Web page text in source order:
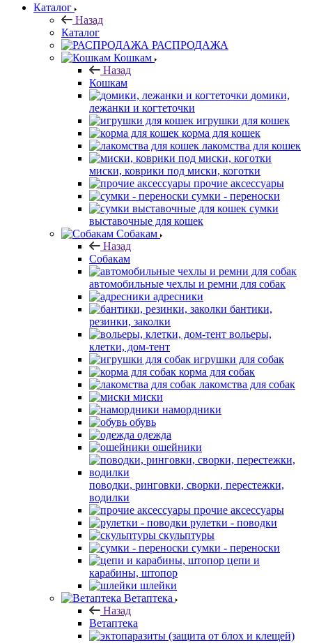
Каталог
Назад
Каталог
РАСПРОДАЖА
Кошкам
Назад
Кошкам
домики,
лежанки и когтеточки
игрушки для кошек
корма для кошек
лакомства для кошек
миски, коврики под миски, коготки
прочие аксессуары
сумки - переноски
сумки
выставочные для кошек
Собакам
Назад
Собакам
автомобильные чехлы и ремни для собак
адресники
бантики,
резинки, заколки
вольеры,
клетки, дом-тент
игрушки для собак
корма для собак
лакомства для собак
миски
намордники
обувь
одежда
ошейники
поводки, ринговки, сворки, перестежки,
водилки
прочие аксессуары
рулетки - поводки
скульптуры
сумки - переноски
цепи и
карабины, штопор
шлейки
Ветаптека
Назад
Ветаптека